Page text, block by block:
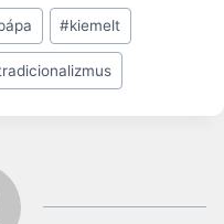
#kiemelt